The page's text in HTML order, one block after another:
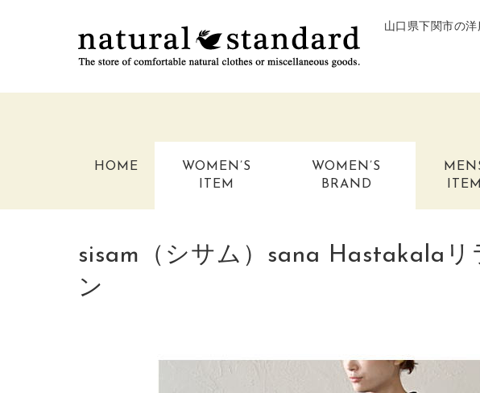
山口県下関市の
HOME
WOMEN’S
ITEM
WOMEN’S
BRAND
ITEM
sisam（シサム）sana Hastakala
ン